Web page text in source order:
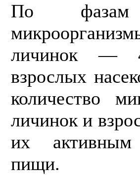
По фазам
личинок —
взрослых
количество
личинок и
их активным
пищи.